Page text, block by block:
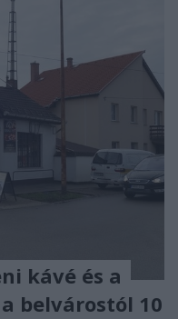
kávé és a
belvárostól 10